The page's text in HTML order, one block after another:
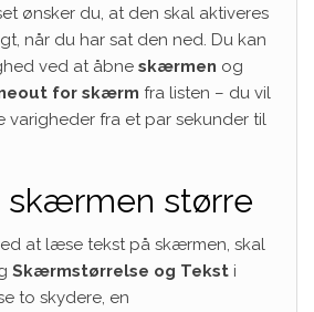
ønsker du, at den skal aktiveres
når du har sat den ned. Du kan
ved at åbne skærmen og
for skærm fra listen – du vil
fra et par sekunder til
skærmen større
at læse tekst på skærmen, skal
Skærmstørrelse og Tekst i
to skydere, en